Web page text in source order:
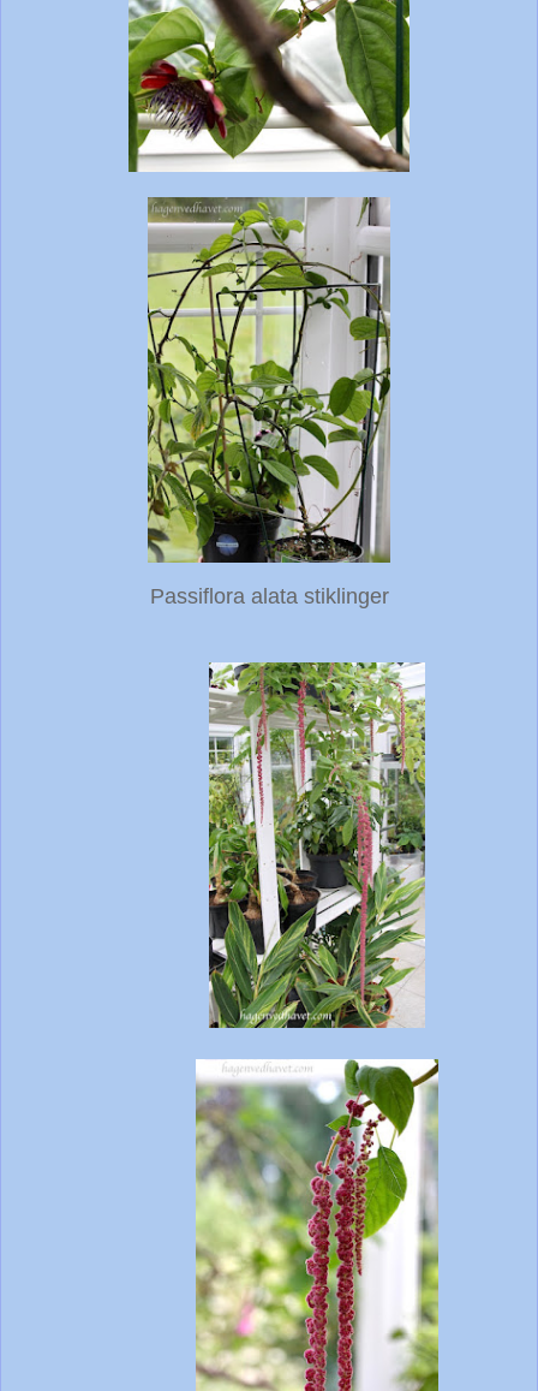
Passiflora alata stiklinger